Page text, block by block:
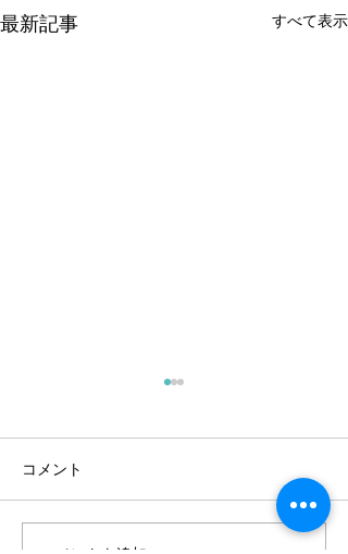
最新記事 すべて表示
伝えきる力
コメント